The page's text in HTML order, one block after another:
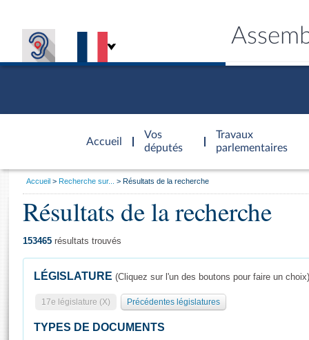
Accueil
d'accueil
Vos
députés
Travaux
parlementaires
Présidence
Séance publique
Général
Rôle et pouvoirs de l'Assemblée
Visiter l'Assemblée
Vous
Accueil Recherche sur... Résultats de la recherche
Résultats de la recherche
153465 résultats trouvés
LÉGISLATURE (Cliquez sur l'un des boutons pour faire un choix)
17e législature (X) Précédentes législatures
TYPES DE DOCUMENTS